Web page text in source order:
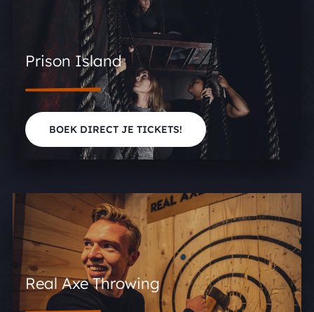
Prison Island
BOEK DIRECT JE TICKETS!
Real Axe Throwing